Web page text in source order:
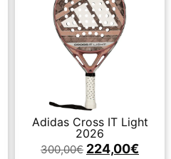
Adidas Cross IT Light
2026
300,00€ 224,00€